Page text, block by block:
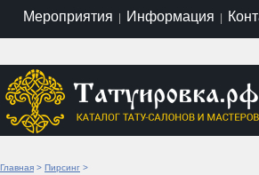
Мероприятия | Информация |
Главная > Пирсинг >